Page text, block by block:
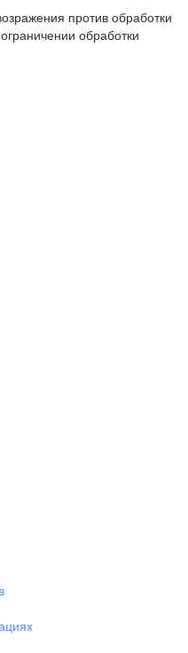
против обработки
обработки